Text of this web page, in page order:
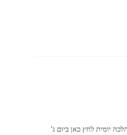
יומית לחץ כאן ביום ג'